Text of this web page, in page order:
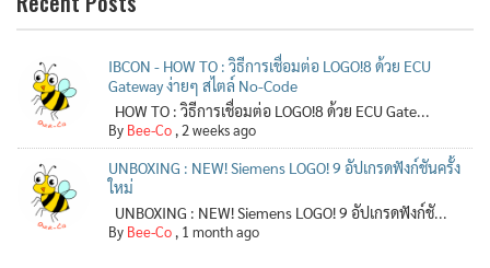
IBCON - HOW TO : วิธีการเชื่อมต่อ LOGO!8 ด้วย ECU
Gateway ง่ายๆ สไตล์ No-Code
HOW TO : วิธีการเชื่อมต่อ LOGO!8 ด้วย ECU Gate...
By Bee-Co ,2 weeks ago
UNBOXING : NEW! Siemens LOGO! 9 อัปเกรดฟังก์ชันครั้ง
ใหม่
UNBOXING : NEW! Siemens LOGO! 9 อัปเกรดฟังก์ชั...
By Bee-Co , 1 month ago